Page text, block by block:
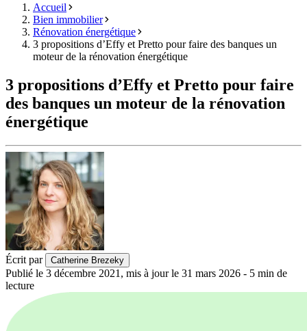
Accueil
Bien immobilier
Rénovation énergétique
3 propositions d’Effy et Pretto pour faire des banques un
moteur de la rénovation énergétique
3 propositions d’Effy et Pretto pour faire
des banques un moteur de la rénovation
énergétique
Écrit par Catherine Brezeky
Publié le 3 décembre 2021 , mis à jour le 31 mars 2026 - 5 min de
lecture